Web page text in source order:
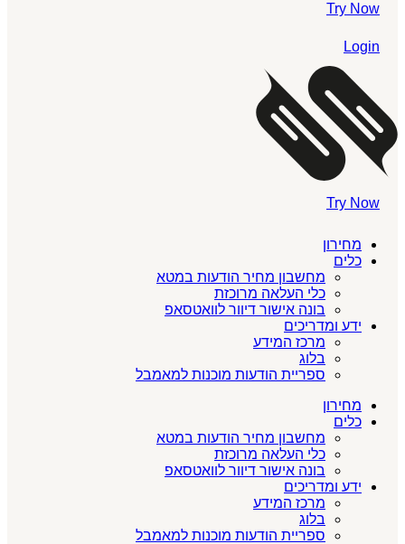
Try Now
Login
Try Now
מחירון
כלים
מחשבון מחיר הודעות במטא
כלי העלאה מרוכזת
בונה אישור דיוור לוואטסאפ
ידע ומדריכים
מרכז המידע
בלוג
ספריית הודעות מוכנות למאמבל
מחירון
כלים
מחשבון מחיר הודעות במטא
כלי העלאה מרוכזת
בונה אישור דיוור לוואטסאפ
ידע ומדריכים
מרכז המידע
בלוג
ספריית הודעות מוכנות למאמבל